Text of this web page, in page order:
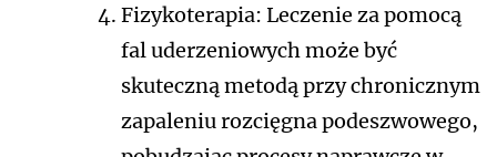
Fizykoterapia: Leczenie za pomocą
fal uderzeniowych może być
skuteczną metodą przy chronicznym
zapaleniu rozcięgna podeszwowego,